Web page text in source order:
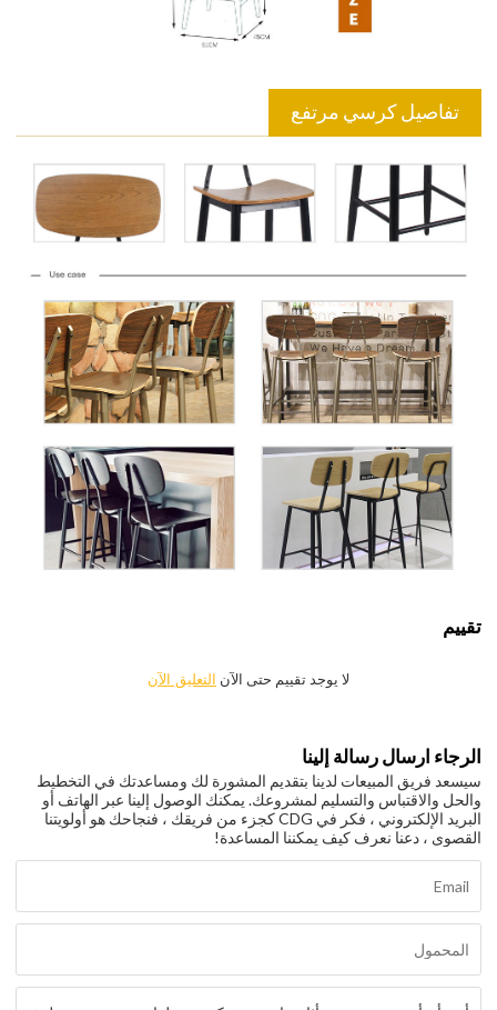
تفاصيل كرسي مرتفع
تقييم
لا يوجد تقييم حتى الآن التعليق الآن
الرجاء ارسال رسالة إلينا
سيسعد فريق المبيعات لدينا بتقديم المشورة لك ومساعدتك في التخطيط
والحل والاقتباس والتسليم لمشروعك. يمكنك الوصول إلينا عبر الهاتف أو
البريد الإلكتروني ، فكر في CDG كجزء من فريقك ، فنجاحك هو أولويتنا
القصوى ، دعنا نعرف كيف يمكننا المساعدة!